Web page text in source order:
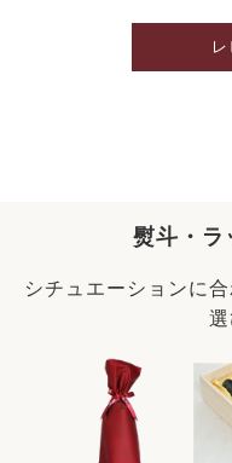
熨斗・ラ
シチュエーションに